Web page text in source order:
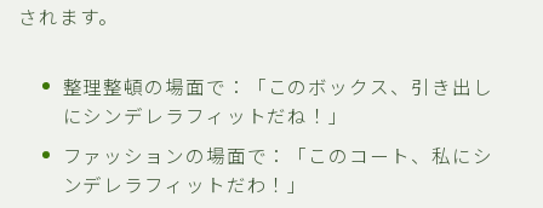
されます。
整理整頓の場面で：
「このボックス、引き出し
にシンデレラフィットだね！」
ファッションの場面で：
「このコート、私にシ
ンデレラフィットだわ！」